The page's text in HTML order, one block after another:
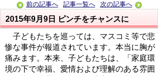
前の記事へ 記事一覧へ 次の記事へ
2015年9月9日 ピンチをチャンスに
子どもたちを巡っては、マスコミ等で悲
惨な事件が報道されています。本当に胸が
痛みます。本来、子どもたちは、「家庭環
境の下で幸福、愛情および理解のある雰囲